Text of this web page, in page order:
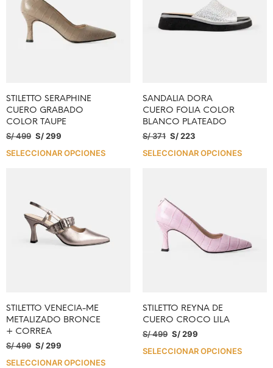
STILETTO SERAPHINE
CUERO GRABADO
COLOR TAUPE
S/499 S/299
SELECCIONAR OPCIONES
SANDALIA DORA
CUERO FOLIA COLOR
BLANCO PLATEADO
S/371 S/223
SELECCIONAR OPCIONES
STILETTO VENECIA-ME
METALIZADO BRONCE
+ CORREA
S/499 S/299
SELECCIONAR OPCIONES
STILETTO REYNA DE
CUERO CROCO LILA
S/499 S/299
SELECCIONAR OPCIONES